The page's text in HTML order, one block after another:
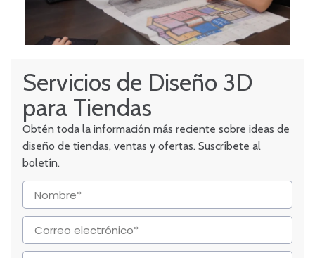
Servicios de Diseño 3D
para Tiendas
Obtén toda la información más reciente sobre ideas de
diseño de tiendas, ventas y ofertas. Suscríbete al
boletín.